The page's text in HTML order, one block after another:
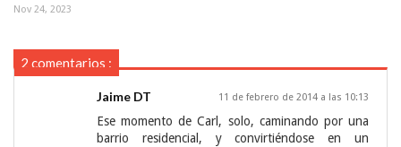
Nov 24, 2023
2 comentarios :
Jaime DT 11 de febrero de 2014 a las 10:13
Ese momento de Carl, solo, caminando por una
barrio residencial, y convirtiéndose en un